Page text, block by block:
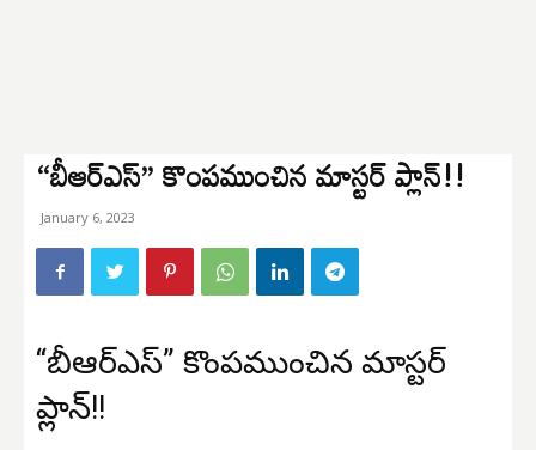
“బీఆర్ఎస్” కొంపముంచిన మాస్టర్ ప్లాన్!!
January 6, 2023
“బీఆర్ఎస్” కొంపముంచిన మాస్టర్
ప్లాన్!!